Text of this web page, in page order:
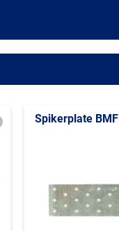
Spikerplate BMF